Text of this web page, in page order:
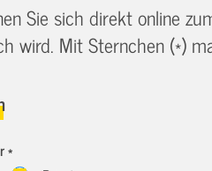
Sie sich direkt online
wird. Mit Sternchen (*)
*